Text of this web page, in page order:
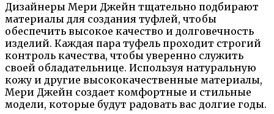
Дизайнеры Мери Джейн тщательно подбирают
материалы для создания туфлей, чтобы
обеспечить высокое качество и долговечность
изделий. Каждая пара туфель проходит строгий
контроль качества, чтобы уверенно служить
своей обладательнице. Используя натуральную
кожу и другие высококачественные материалы,
Мери Джейн создает комфортные и стильные
модели, которые будут радовать вас долгие годы.